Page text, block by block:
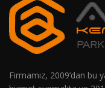
Firmamız, 2009’dan